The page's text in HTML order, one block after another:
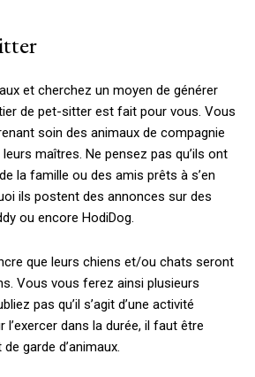
et cherchez un moyen de générer
de pet-sitter est fait pour vous. Vous
soin des animaux de compagnie
leurs maîtres. Ne pensez pas qu’ils ont
la famille ou des amis prêts à s’en
ils postent des annonces sur des
ou encore HodiDog.
que leurs chiens et/ou chats seront
Vous vous ferez ainsi plusieurs
pas qu’il s’agit d’une activité
l’exercer dans la durée, il faut être
garde d’animaux.